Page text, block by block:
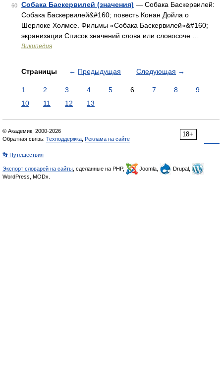
60 Собака Баскервилей (значения) — Собака Баскервилей:
Собака Баскервилей&#160; повесть Конан Дойла о
Шерлоке Холмсе. Фильмы «Собака Баскервилей»&#160;
экранизации Список значений слова или словосоче …
Википедия
Страницы ← Предыдущая Следующая →
1 2 3 4 5 6 7 8
9
10
11 12 13
18+
© Академик, 2000-2026
Обратная связь: Техподдержка Реклама на сайте
👣 Путешествия
Экспорт словарей на сайты , сделанные на PHP, Joomla,
Drupal,
WordPress, MODx.